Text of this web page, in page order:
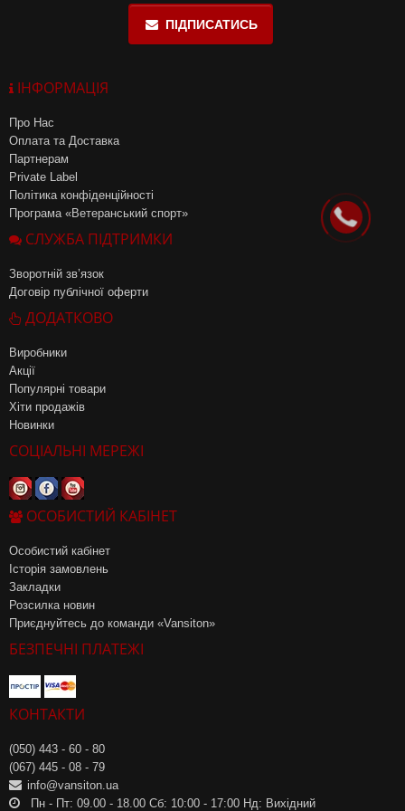
ПІДПИСАТИСЬ
ІНФОРМАЦІЯ
Про Нас
Оплата та Доставка
Партнерам
Private Label
Політика конфіденційності
Програма «Ветеранський спорт»
СЛУЖБА ПІДТРИМКИ
Зворотній зв’язок
Договір публічної оферти
ДОДАТКОВО
Виробники
Акції
Популярні товари
Хіти продажів
Новинки
СОЦІАЛЬНІ МЕРЕЖІ
ОСОБИСТИЙ КАБІНЕТ
Особистий кабінет
Історія замовлень
Закладки
Розсилка новин
Приєднуйтесь до команди «Vansiton»
БЕЗПЕЧНІ ПЛАТЕЖІ
КОНТАКТИ
(050) 443 - 60 - 80
(067) 445 - 08 - 79
info@vansiton.ua
Пн - Пт: 09.00 - 18.00 Сб: 10:00 - 17:00 Нд: Вихідний